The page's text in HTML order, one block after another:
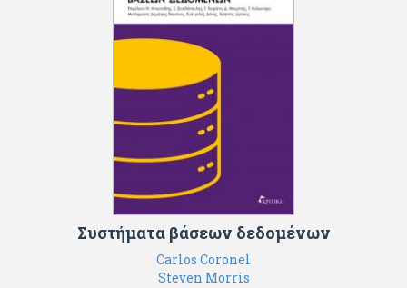
Συστήματα βάσεων δεδομένων
Carlos Coronel
Steven Morris